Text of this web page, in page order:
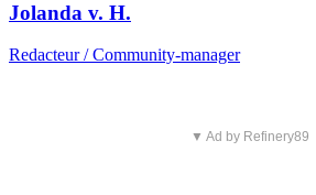
Jolanda v. H.
Redacteur / Community-manager
▼ Ad by Refinery89